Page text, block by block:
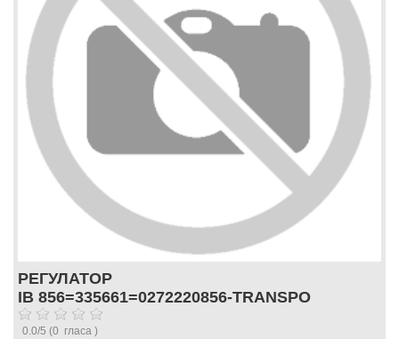
РЕГУЛАТОР
IB 856=335661=0272220856-TRANSPO
0.0/5 (0 гласа )